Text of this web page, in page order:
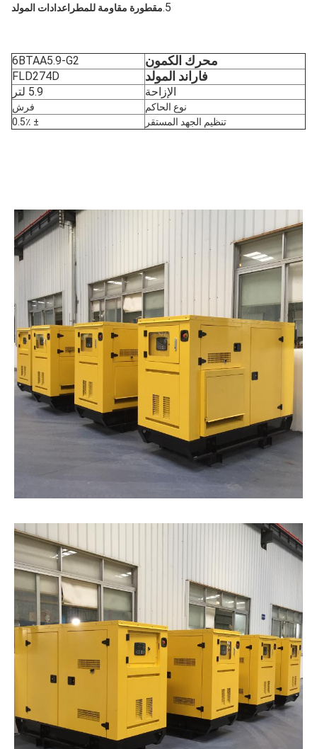
5. مقطورة مقاومة للمطر اعدادات المولد
محرك الكمون 6BTAA5.9-G2
فاراند المولد
FLD274D
الإزاحة
5.9 لتر
نوع الحاكم
فرش
تنظيم الجهد المستقر
± 0.5٪